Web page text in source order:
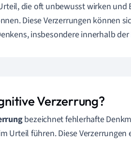
die oft unbewusst wirken und
Diese Verzerrungen können
insbesondere innerhalb der
Verzerrung?
bezeichnet fehlerhafte
Urteil führen. Diese